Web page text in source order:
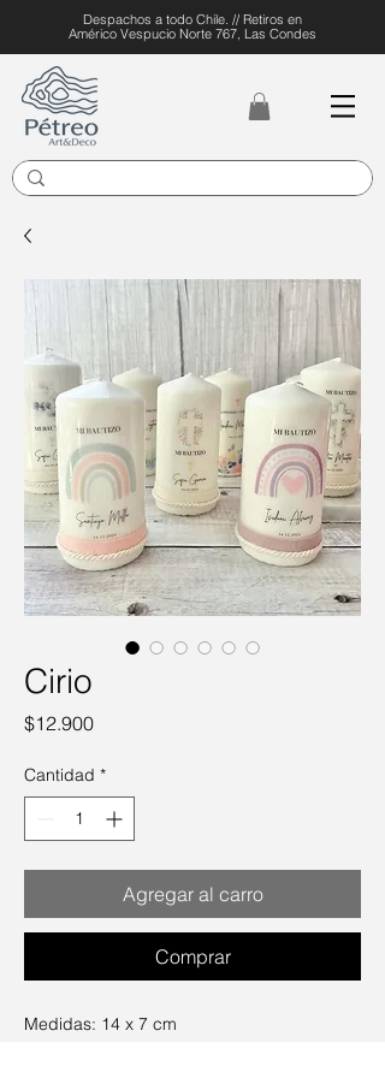
Despachos a todo Chile. // Retiros en
Américo Vespucio Norte 767, Las Condes
Cirio
$12.900Precio
Cantidad *
Agregar al carro
Comprar
Medidas: 14 x 7 cm